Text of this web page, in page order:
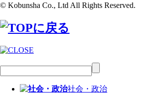
© Kobunsha Co., Ltd All Rights Reserved.
社会・政治